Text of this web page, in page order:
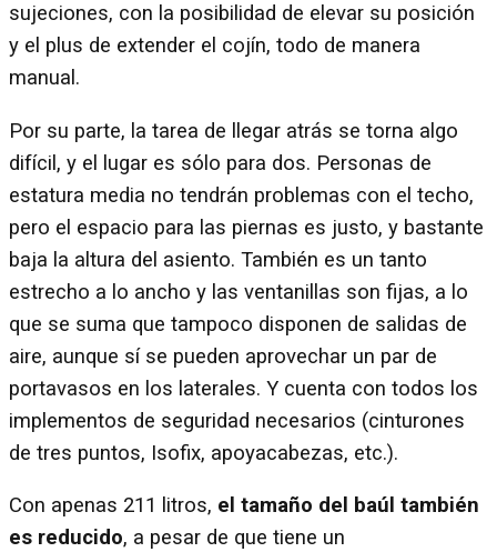
sujeciones, con la posibilidad de elevar su posición
y el plus de extender el cojín, todo de manera
manual.
Por su parte, la tarea de llegar atrás se torna algo
difícil, y el lugar es sólo para dos. Personas de
estatura media no tendrán problemas con el techo,
pero el espacio para las piernas es justo, y bastante
baja la altura del asiento. También es un tanto
estrecho a lo ancho y las ventanillas son fijas, a lo
que se suma que tampoco disponen de salidas de
aire, aunque sí se pueden aprovechar un par de
portavasos en los laterales. Y cuenta con todos los
implementos de seguridad necesarios (cinturones
de tres puntos, Isofix, apoyacabezas, etc.).
Con apenas 211 litros, el tamaño del baúl también
es reducido, a pesar de que tiene un